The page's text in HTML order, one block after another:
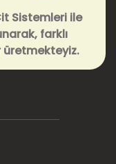
Sistemleri ile
farklı